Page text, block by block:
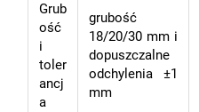
Grub
ość
i
toler
ancj
a
grubość
18/20/30 mm i
dopuszczalne
odchylenia ±1
mm